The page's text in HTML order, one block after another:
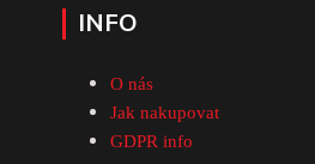
INFO
O nás
Jak nakupovat
GDPR info